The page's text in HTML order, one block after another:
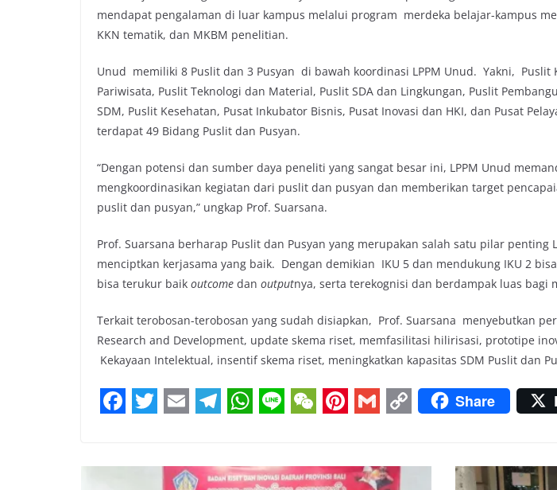
mendapat pengalaman di luar kampus melalui program merdeka belajar-kampus
KKN tematik, dan MKBM penelitian.
Unud memiliki 8 Puslit dan 3 Pusyan di bawah koordinasi LPPM Unud. Yakni, Puslit
Pariwisata, Puslit Teknologi dan Material, Puslit SDA dan Lingkungan, Puslit
SDM, Puslit Kesehatan, Pusat Inkubator Bisnis, Pusat Inovasi dan HKI, dan Pusat
terdapat 49 Bidang Puslit dan Pusyan.
“Dengan potensi dan sumber daya peneliti yang sangat besar ini, LPPM Unud
mengkoordinasikan kegiatan dari puslit dan pusyan dan memberikan target
puslit dan pusyan,” ungkap Prof. Suarsana.
Prof. Suarsana berharap Puslit dan Pusyan yang merupakan salah satu pilar penting
menciptkan kerjasama yang baik. Dengan demikian IKU 5 dan mendukung IKU 2
bisa terukur baik outcome dan outputnya, serta terekognisi dan berdampak luas bagi
Terkait terobosan-terobosan yang sudah disiapkan, Prof. Suarsana menyebutkan
Research and Development, update skema riset, memfasilitasi hilirisasi, prototipe
Kekayaan Intelektual, insentif skema riset, meningkatkan kapasitas SDM Puslit dan
c i a l a n C n a p
Share